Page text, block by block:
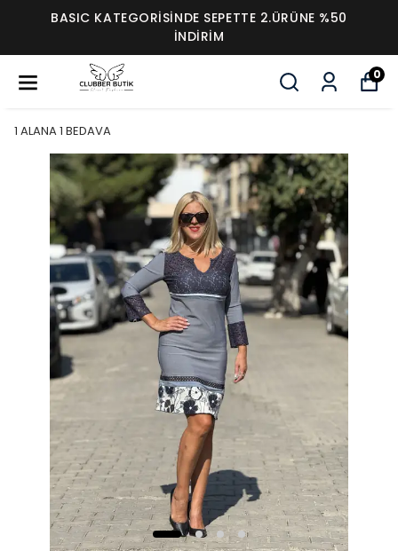
BASIC KATEGORİSİNDE SEPETTE 2.ÜRÜNE %50
İNDİRİM
0
1 ALANA 1 BEDAVA